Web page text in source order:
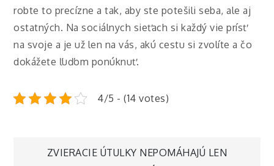
robte to precízne a tak, aby ste potešili seba, ale aj
ostatných. Na sociálnych sieťach si každý vie prísť
na svoje a je už len na vás, akú cestu si zvolíte a čo
dokážete ľuďom ponúknuť.
4/5 - (14 votes)
Navigace
ZVIERACIE ÚTULKY NEPOMÁHAJÚ LEN